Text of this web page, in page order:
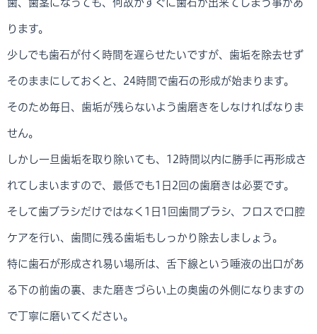
ります。
少しでも歯石が付く時間を遅らせたいですが、歯垢を除去せず
そのままにしておくと、24時間で歯石の形成が始まります。
そのため毎日、歯垢が残らないよう歯磨きをしなければなりま
せん。
しかし一旦歯垢を取り除いても、12時間以内に勝手に再形成さ
れてしまいますので、最低でも1日2回の歯磨きは必要です。
そして歯ブラシだけではなく1日1回歯間ブラシ、フロスで口腔
ケアを行い、歯間に残る歯垢もしっかり除去しましょう。
特に歯石が形成され易い場所は、舌下線という唾液の出口があ
る下の前歯の裏、また磨きづらい上の奥歯の外側になりますの
で丁寧に磨いてください。